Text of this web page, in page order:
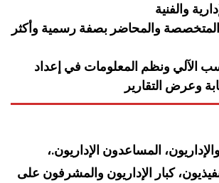
والفنية
المتخصصة والمحاضر بصفة رسمية وأكثر
الآلي ونظم المعلومات في إعداد
وعرض التقارير
المساعدون الإداريون.،
كبار الإداريون والمشرفون على